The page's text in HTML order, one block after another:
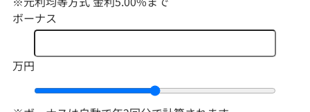
ボーナス
万円